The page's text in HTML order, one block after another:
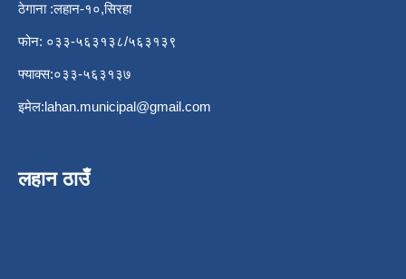
ठेगाना :लहान-१०,सिरहा
फोन: ०३३-५६३१३८/५६३१३९
फ्याक्स:०३३-५६३१३७
इमेल:lahan.municipal@gmail.com
लहान ठाउँ